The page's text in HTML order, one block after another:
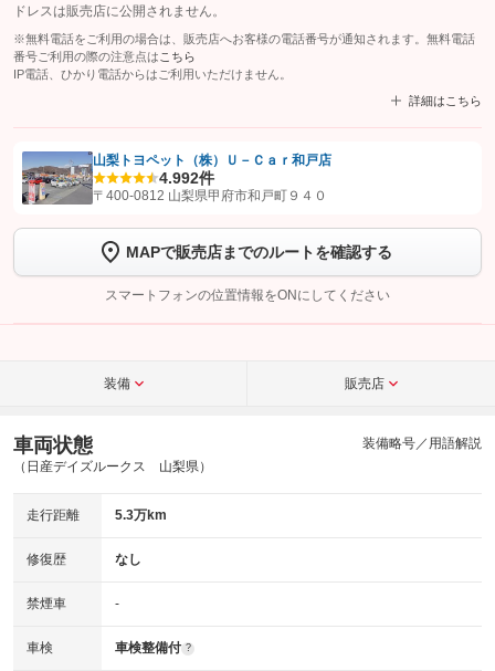
ドレスは販売店に公開されません。
※無料電話をご利用の場合は、販売店へお客様の電話番号が通知されます。無料電話
番号ご利用の際の注意点は こちら
IP電話、ひかり電話からはご利用いただけません。
詳細はこちら
【STEP1】認証画面でグーネットを友だち追加してから「許可する」ボタンを押
トーク画面で
ボタンをタップして問い合わせを
完了してください。
こちら
山梨トヨペット（株）Ｕ－Ｃａｒ和戸店
4.992件
〒400-0812 山梨県甲府市和戸町９４０
MAPで販売店までのルートを確認する
スマートフォンの位置情報をONにしてください
装備 販売店
車両状態
（日産デイズルークス 山梨県）
装備略号／用語解説
走行距離 5.3万km
修復歴 なし
禁煙車 -
車検 車検整備付 ?